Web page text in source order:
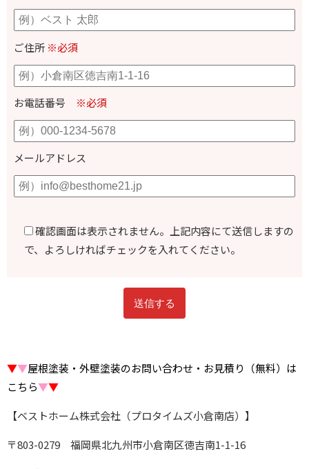
ご住所 ※必須
お電話番号 ※必須
メールアドレス
確認画面は表示されません。上記内容にて送信しますの
で、よろしければチェックを入れてください。
▼▼屋根塗装・外壁塗装のお問い合わせ・お見積り（無料）は
こちら▼▼
【ベストホーム株式会社（プロタイムズ小倉南店）】
〒803-0279 福岡県北九州市小倉南区徳吉南1-1-16